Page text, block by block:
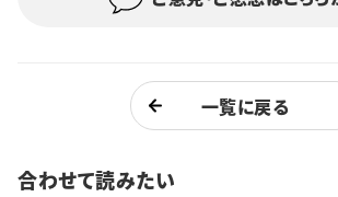
一覧に戻る
合わせて読みたい